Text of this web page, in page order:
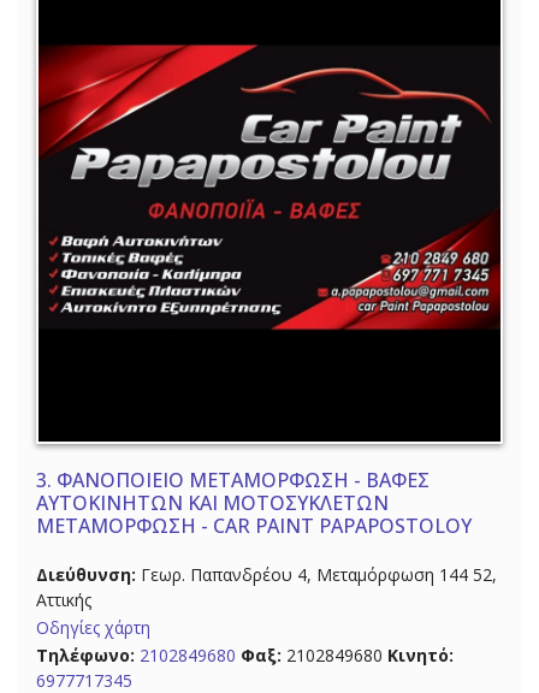
3. ΦΑΝΟΠΟΙΕΙΟ ΜΕΤΑΜΟΡΦΩΣΗ - ΒΑΦΕΣ
ΑΥΤΟΚΙΝΗΤΩΝ ΚΑΙ ΜΟΤΟΣΥΚΛΕΤΩΝ
ΜΕΤΑΜΟΡΦΩΣΗ - CAR PAINT PAPAPOSTOLOY
Διεύθυνση: Γεωρ. Παπανδρέου 4, Μεταμόρφωση 144 52,
Αττικής
Οδηγίες χάρτη
Τηλέφωνο: 2102849680 Φαξ: 2102849680 Κινητό:
6977717345